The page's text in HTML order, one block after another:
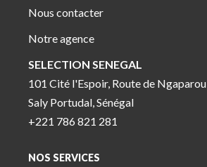
Nous contacter
Notre agence
SELECTION SENEGAL
101 Cité l'Espoir, Route de Ngaparou
Saly Portudal, Sénégal
+221 786 821 281
NOS SERVICES